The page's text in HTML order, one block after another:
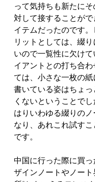
って気持ちも新たに
対して接することが
イテムだったのです
リットとしては、綴
いので一覧性に欠け
イアントとの打ち合
ては、小さな一枚の紙
書いている姿はちょっ
くないということで
はりいわゆる綴りのノ
なり、あれこれ試す
です。
中国に行った際に買
ザインノートやノート